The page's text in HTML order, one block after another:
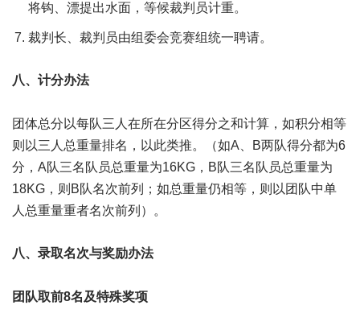
将钩、漂提出水面，等候裁判员计重。
裁判长、裁判员由组委会竞赛组统一聘请。
八、计分办法
团体总分以每队三人在所在分区得分之和计算，如积分相等
则以三人总重量排名，以此类推。（如A、B两队得分都为6
分，A队三名队员总重量为16KG，B队三名队员总重量为
18KG，则B队名次前列；如总重量仍相等，则以团队中单
人总重量重者名次前列）。
八、录取名次与奖励办法
团队取前8名及特殊奖项